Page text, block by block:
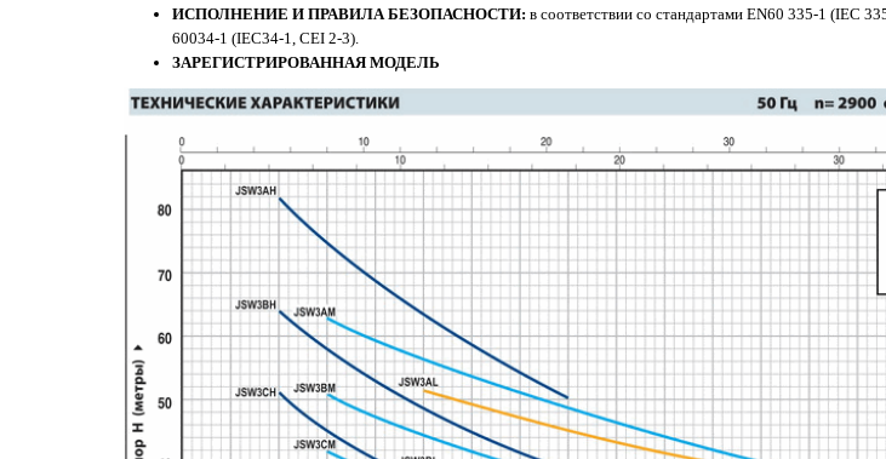
ИСПОЛНЕНИЕ И ПРАВИЛА БЕЗОПАСНОСТИ: в соответствии со стандартами EN60 335-1 (IEC
60034-1 (IEC34-1, CEI 2-3).
ЗАРЕГИСТРИРОВАННАЯ МОДЕЛЬ